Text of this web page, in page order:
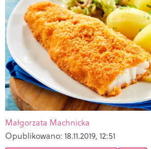
Małgorzata Machnicka
Opublikowano: 18.11.2019, 12:51